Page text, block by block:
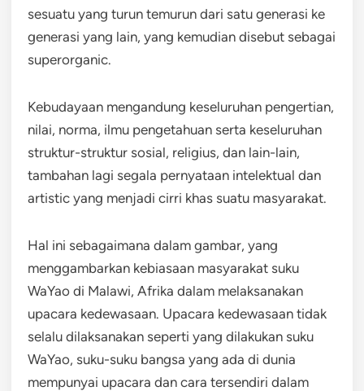
sesuatu yang turun temurun dari satu generasi ke
generasi yang lain, yang kemudian disebut sebagai
superorganic.
Kebudayaan mengandung keseluruhan pengertian,
nilai, norma, ilmu pengetahuan serta keseluruhan
struktur-struktur sosial, religius, dan lain-lain,
tambahan lagi segala pernyataan intelektual dan
artistic yang menjadi cirri khas suatu masyarakat.
Hal ini sebagaimana dalam gambar, yang
menggambarkan kebiasaan masyarakat suku
WaYao di Malawi, Afrika dalam melaksanakan
upacara kedewasaan. Upacara kedewasaan tidak
selalu dilaksanakan seperti yang dilakukan suku
WaYao, suku-suku bangsa yang ada di dunia
mempunyai upacara dan cara tersendiri dalam